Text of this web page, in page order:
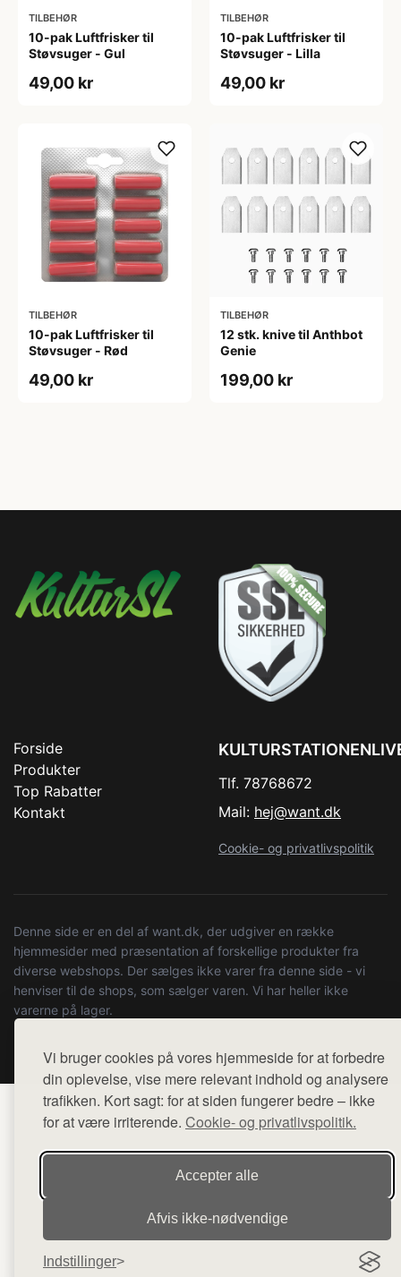
Vi bruger cookies på vores hjemmeside for at forbedre
din oplevelse, vise mere relevant indhold og analysere
trafikken. Kort sagt: for at siden fungerer bedre – ikke
for at være irriterende. Cookie- og privatlivspolitik.
Accepter alle
Afvis ikke‑nødvendige
Indstillinger
TILBEHØR
10-pak Luftfrisker til
Støvsuger - Gul
49,00 kr
TILBEHØR
10-pak Luftfrisker til
Støvsuger - Lilla
49,00 kr
TILBEHØR
10-pak Luftfrisker til
Støvsuger - Rød
49,00 kr
TILBEHØR
12 stk. knive til Anthbot
Genie
199,00 kr
Forside
Produkter
Top Rabatter
Kontakt
Tlf. 78768672
Mail: hej@want.dk
Cookie- og privatlivspolitik
Denne side er en del af want.dk, der udgiver en række
hjemmesider med præsentation af forskellige produkter fra
diverse webshops. Der sælges ikke varer fra denne side - vi
henviser til de shops, som sælger varen. Vi har heller ikke
varerne på lager.
© 2026 kulturstationenlive.dk. Alle rettigheder forbeholdes.